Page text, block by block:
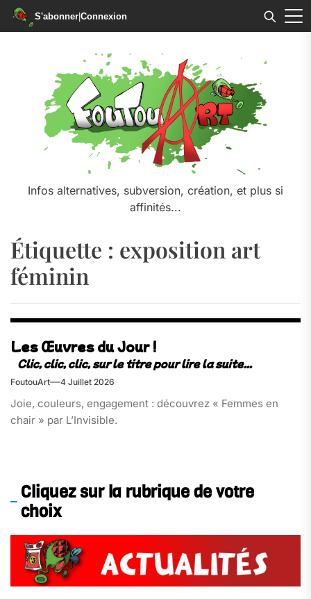
S'abonner|Connexion
Infos alternatives, subversion, création, et plus si
affinités...
Étiquette : exposition art
féminin
Les Œuvres du Jour !
FoutouArt 4 Juillet 2026
Joie, couleurs, engagement : découvrez « Femmes en
chair » par L’Invisible.
Cliquez sur la rubrique de votre
choix